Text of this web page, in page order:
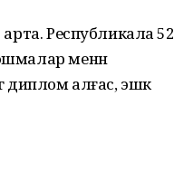
Республикала 52
менән
диплом алғас, эшкә